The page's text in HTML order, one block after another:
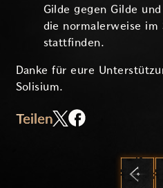
Gilde gegen Gilde
die normalerweise im
stattfinden.
Danke für eure
Solisium.
Teilen